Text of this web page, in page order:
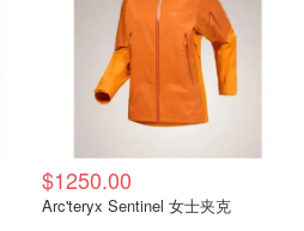
$1250.00
Arc'teryx Sentinel 女士夹克